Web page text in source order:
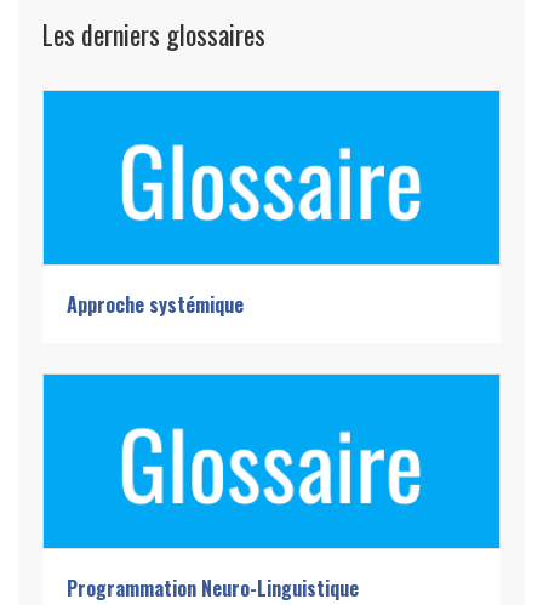
Les derniers glossaires
Approche systémique
Programmation Neuro-Linguistique